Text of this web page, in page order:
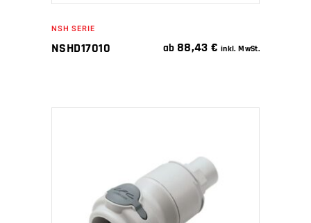
NSH SERIE
NSHD17010 ab 88,43€ inkl. MwSt.
IN DEN WARENKORB